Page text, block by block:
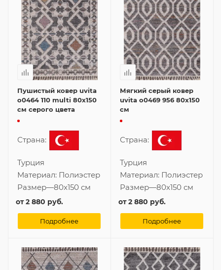
Пушистый ковер uvita
o0464 110 multi 80x150
см серого цвета
Страна:
Турция
Материал: Полиэстер
Размер—80x150 см
от2 880 руб.
Подробнее
Мягкий серый ковер
uvita o0469 956 80x150
см
Страна:
Турция
Материал: Полиэстер
Размер—80x150 см
от2 880 руб.
Подробнее